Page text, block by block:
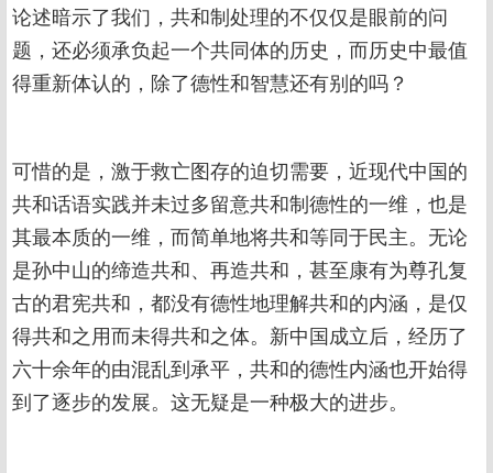
论述暗示了我们，共和制处理的不仅仅是眼前的问
题，还必须承负起一个共同体的历史，而历史中最值
得重新体认的，除了德性和智慧还有别的吗？
可惜的是，激于救亡图存的迫切需要，近现代中国的
共和话语实践并未过多留意共和制德性的一维，也是
其最本质的一维，而简单地将共和等同于民主。无论
是孙中山的缔造共和、再造共和，甚至康有为尊孔复
古的君宪共和，都没有德性地理解共和的内涵，是仅
得共和之用而未得共和之体。新中国成立后，经历了
六十余年的由混乱到承平，共和的德性内涵也开始得
到了逐步的发展。这无疑是一种极大的进步。